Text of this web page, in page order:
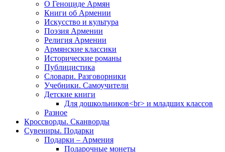
О Геноциде Армян
Книги об Армении
Иcкусство и культура
Поэзия Армении
Религия Армении
Армянские классики
Исторические романы
Публицистика
Словари. Разговорники
Учебники. Самоучители
Детские книги
Для дошкольников<br> и младших классов
Разное
Кроссворды. Сканворды
Сувениры. Подарки
Подарки – Армения
Подарочные монеты